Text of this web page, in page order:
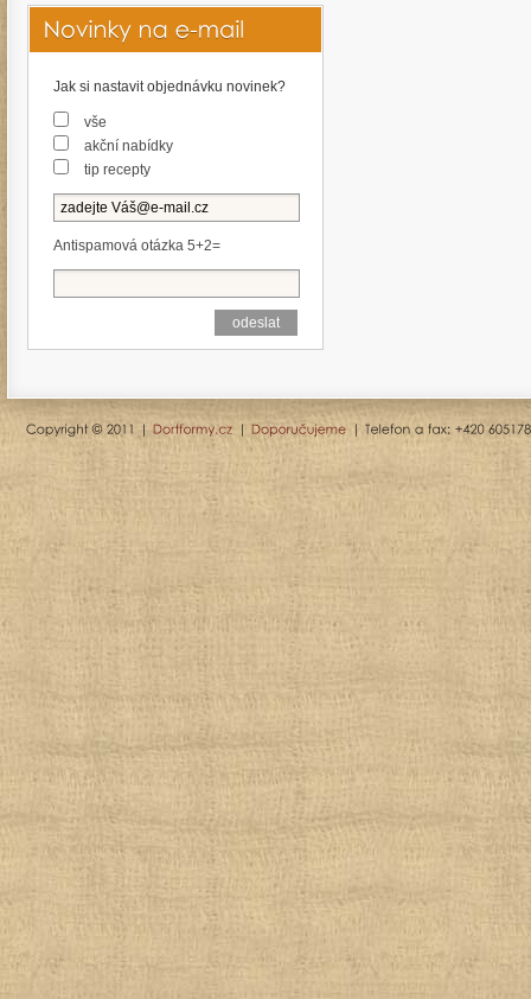
Jak si nastavit objednávku novinek?
vše
akční nabídky
tip recepty
Antispamová otázka 5+2=